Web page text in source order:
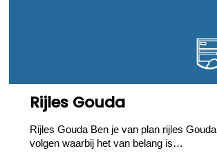
Rijles Gouda
Rijles Gouda Ben je van plan rijles
volgen waarbij het van belang is…